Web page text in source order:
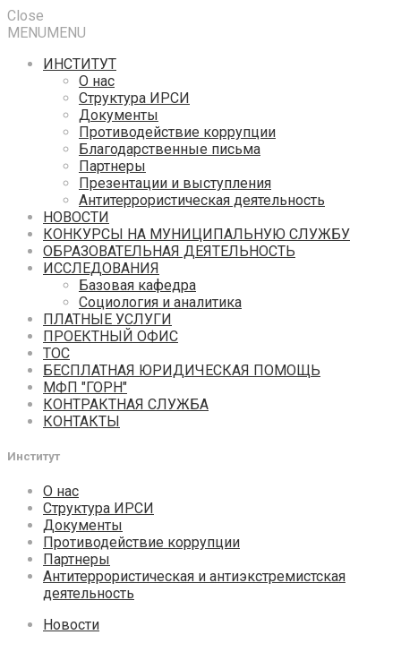
Close
MENUMENU
ИНСТИТУТ
О нас
Структура ИРСИ
Документы
Противодействие коррупции
Благодарственные письма
Партнеры
Презентации и выступления
Антитеррористическая деятельность
НОВОСТИ
КОНКУРСЫ НА МУНИЦИПАЛЬНУЮ СЛУЖБУ
ОБРАЗОВАТЕЛЬНАЯ ДЕЯТЕЛЬНОСТЬ
ИССЛЕДОВАНИЯ
Базовая кафедра
Социология и аналитика
ПЛАТНЫЕ УСЛУГИ
ПРОЕКТНЫЙ ОФИС
ТОС
БЕСПЛАТНАЯ ЮРИДИЧЕСКАЯ ПОМОЩЬ
МФП "ГОРН"
КОНТРАКТНАЯ СЛУЖБА
КОНТАКТЫ
Институт
О нас
Структура ИРСИ
Документы
Противодействие коррупции
Партнеры
Антитеррористическая и антиэкстремистская
деятельность
Новости